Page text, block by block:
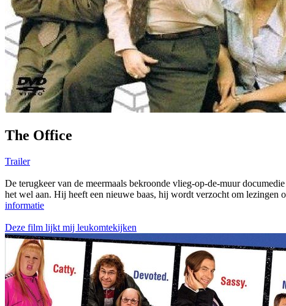
The Office
Trailer
De terugkeer van de meermaals bekroonde vlieg-op-de-muur
het wel aan. Hij heeft een nieuwe baas, hij wordt verzocht om lezingen
informatie
Deze film lijkt mij leukomtekijken